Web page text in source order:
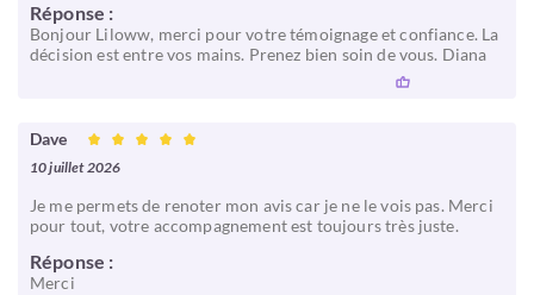
Réponse :
Bonjour Liloww, merci pour votre témoignage et confiance. La
décision est entre vos mains. Prenez bien soin de vous. Diana
Dave
10 juillet 2026
Je me permets de renoter mon avis car je ne le vois pas. Merci
pour tout, votre accompagnement est toujours très juste.
Réponse :
Merci